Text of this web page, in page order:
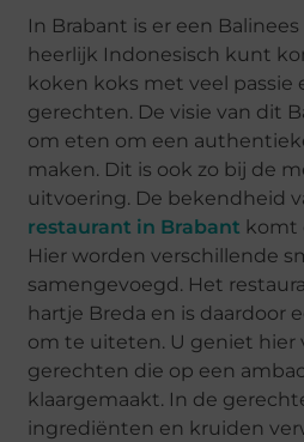
In Brabant is er een
heerlijk Indonesisch kunt
koken koks met veel passie
gerechten. De visie van dit
om eten om een
maken. Dit is ook zo bij de
uitvoering. De bekendheid
restaurant in Brabant komt
Hier worden verschillende
samengevoegd. Het
hartje Breda en is daardoor
om te uiteten. U geniet hier
gerechten die op een
klaargemaakt. In de
ingrediënten en kruiden